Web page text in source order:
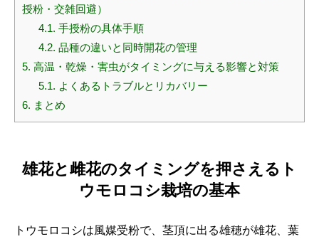
授粉・交雑回避）
4.1. 手授粉の具体手順
4.2. 品種の違いと同時開花の管理
5. 高温・乾燥・害虫がタイミングに与える影響と対策
5.1. よくあるトラブルとリカバリー
6. まとめ
雄花と雌花のタイミングを押さえるト
ウモロコシ栽培の基本
トウモロコシは風媒受粉で、茎頂に出る雄穂が雄花、葉